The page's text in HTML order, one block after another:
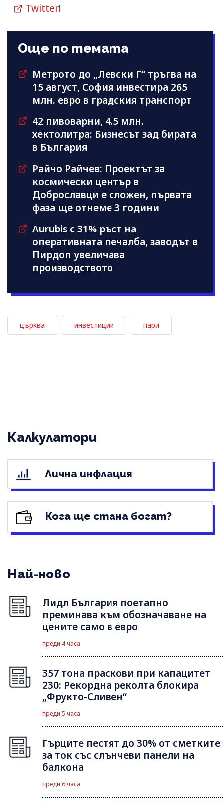
Twitter!
Още по темата
Метрото до „Левски Г“ тръгва на
15 август, София инвестира 265
млн. евро в градския транспорт
42 пивоварни, 4.5 млн.
хектолитра: Бизнесът зад бирата
в България
Райчо Райчев: Проектът за
космически център в
Доброславци е сложен, първата
фаза ще отнеме 3 години
Aurubis с 31% ръст на
оперативната печалба, заводът в
Пирдоп увеличава
производството
църква инвестиции пари
Калкулатори
Лична инфлация
Кога ще стана богат?
Най-ново
Лидл България поетапно
преминава към обозначаване на
цените само в евро
преди 4 часа
357 тона праскови при капацитет
230: Рекордна реколта блокира
„Фрукто-Сливен“
преди 5 часа
Гърците пестят до 30% от сметките
за ток със слънчеви панели на
балкона
преди 6 часа